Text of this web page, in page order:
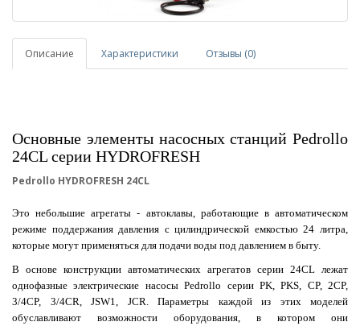
Описание Характеристики Отзывы (0)
Основные элементы насосных станций Pedrollo
24CL серии HYDROFRESH
Pedrollo HYDROFRESH 24CL
Это небольшие агрегаты - автоклавы, работающие в автоматическом
режиме поддержания давления с цилиндрической емкостью 24 литра,
которые могут применяться для подачи воды под давлением в быту.
В основе конструкции автоматических агрегатов серии 24CL лежат
однофазные электрические насосы Pedrollo серии PK, PKS, CP, 2CP,
3/4CP, 3/4CR, JSW1, JCR. Параметры каждой из этих моделей
обуславливают возможности оборудования, в котором они